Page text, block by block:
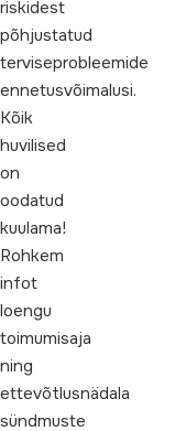
riskidest
põhjustatud
terviseprobleemide
ennetusvõimalusi.
Kõik
huvilised
on
oodatud
kuulama!
Rohkem
infot
loengu
toimumisaja
ning
ettevõtlusnädala
sündmuste